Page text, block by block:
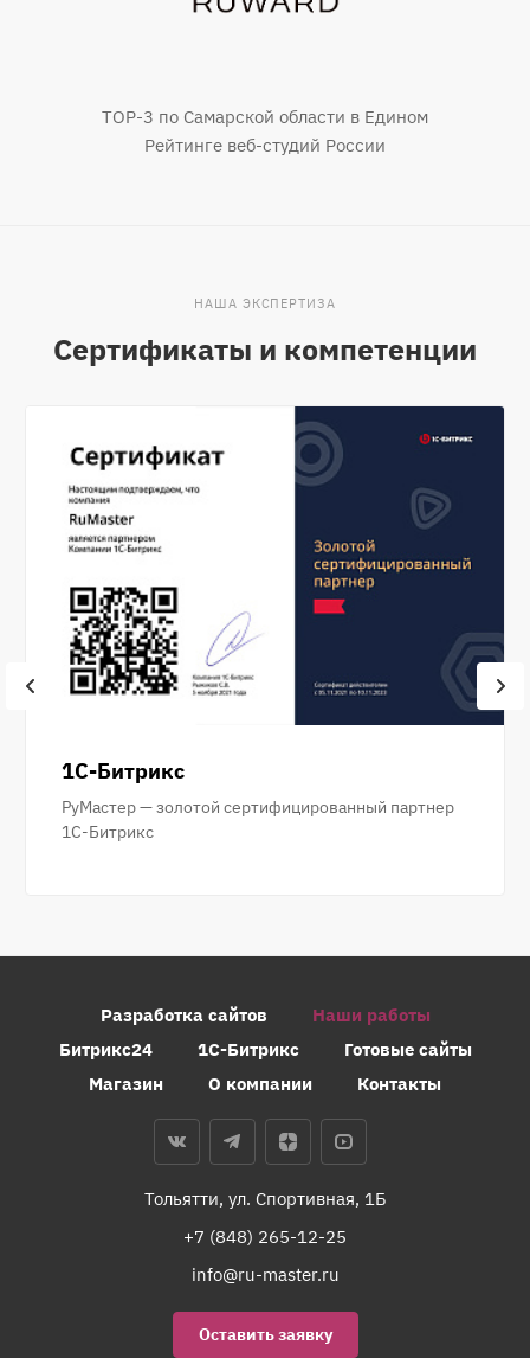
TOP-3 по Самарской области в Едином
Рейтинге веб-студий России
НАША ЭКСПЕРТИЗА
Сертификаты и компетенции
1С-Битрикс
РуМастер — золотой сертифицированный партнер
1С-Битрикс
Разработка сайтов
Наши работы
Битрикс24
1С-Битрикс
Готовые сайты
Магазин
О компании Контакты
Тольятти, ул. Спортивная, 1Б
+7 (848) 265-12-25
info@ru-master.ru
Оставить заявку